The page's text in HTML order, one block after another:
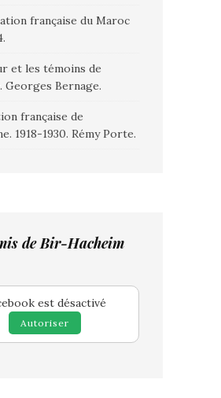
française du Maroc
et les témoins de
Georges Bernage.
française de
1918-1930. Rémy Porte.
de Bir-Hacheim
est désactivé
Autoriser